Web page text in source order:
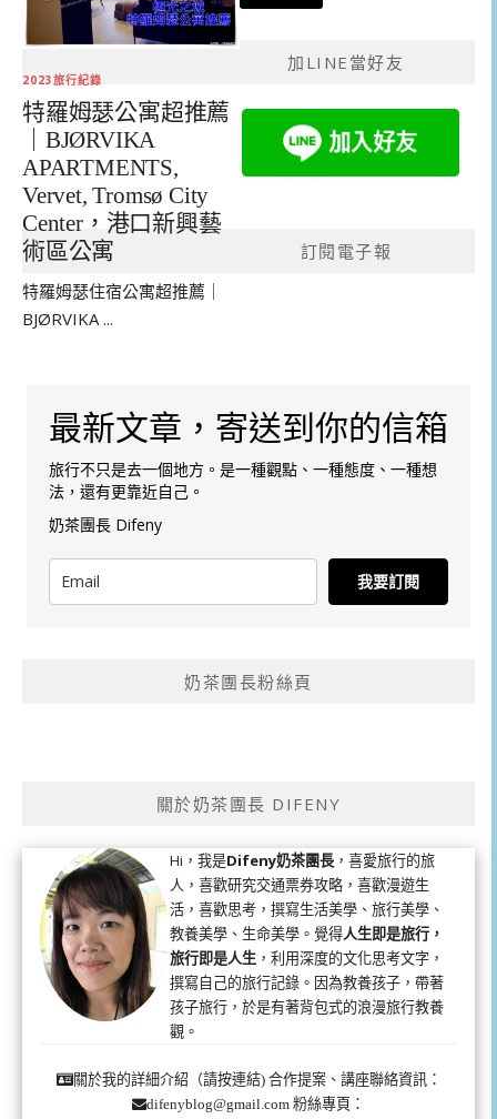
2023旅行紀錄
特羅姆瑟公寓超推薦
｜BJØRVIKA
APARTMENTS,
Vervet, Tromsø City
Center，港口新興藝
術區公寓
特羅姆瑟住宿公寓超推薦｜
BJØRVIKA ...
加LINE當好友
訂閱電子報
最新文章，寄送到你的信箱
旅行不只是去一個地方。是一種觀點、一種態度、一種想
法，還有更靠近自己。
奶茶團長 Difeny
我要訂閱
奶茶團長粉絲頁
關於奶茶團長 DIFENY
Hi，我是Difeny奶茶團長 ，喜愛旅行的旅
人，喜歡研究交通票券攻略，喜歡漫遊生
活，喜歡思考，撰寫生活美學、旅行美學、
教養美學、生命美學。覺得人生即是旅行，
旅行即是人生 ，利用深度的文化思考文字，
撰寫自己的旅行記錄。因為教養孩子，帶著
孩子旅行，於是有著背包式的浪漫旅行教養
觀。
關於我的詳細介紹（請按連結)合作提案、講座聯絡資訊：
difenyblog@gmail.com 粉絲專頁：